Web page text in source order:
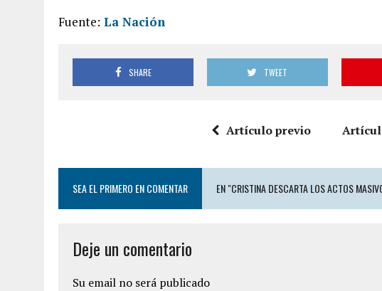
Fuente: La Nación
SHARE TWEET
Artículo previo
SEA EL PRIMERO EN COMENTAR EN "CRISTINA DESCARTA LOS ACTOS
Deje un comentario
Su email no será publicado